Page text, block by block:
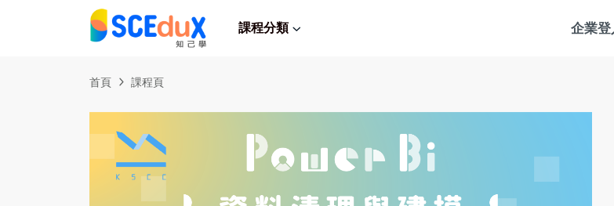
課程分類 企業登
首頁 課程頁